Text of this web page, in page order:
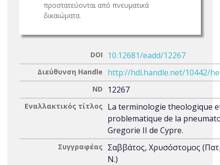
προστατεύονται από πνευματικά
δικαιώματα.
DOI 10.12681/eadd/12267
Διεύθυνση Handle http://hdl.handle.net/10442/
ND 12267
Εναλλακτικός τίτλος La terminologie theologique
problematique de la
Gregorie II de Cypre.
Συγγραφέας Σαββάτος, Χρυσόστομος
Ν.)